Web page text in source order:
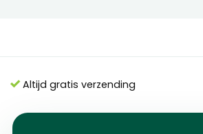
Altijd gratis verzending